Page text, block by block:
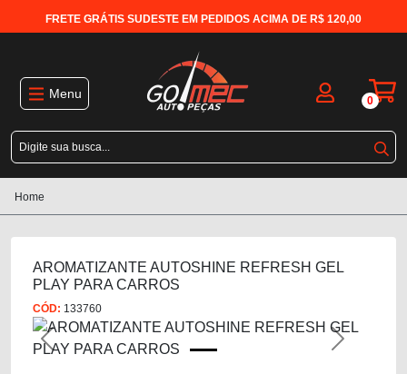
FRETE GRÁTIS SUDESTE EM PEDIDOS ACIMA DE R$ 120,00
Menu 0
Home
AROMATIZANTE AUTOSHINE REFRESH GEL
PLAY PARA CARROS
CÓD: 133760
Previous Next